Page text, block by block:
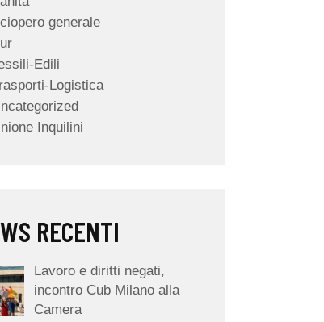
generale
Edili
Logistica
Inquilini
RECENTI
Lavoro e diritti negati,
incontro Cub Milano alla
Camera